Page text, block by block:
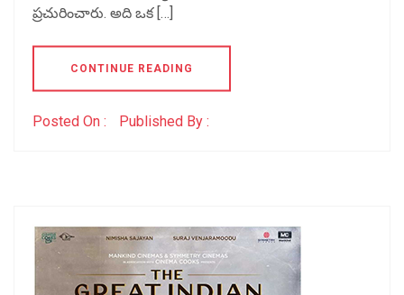
ప్రచురించారు. అది ఒక […]
CONTINUE READING
Posted On : Published By :